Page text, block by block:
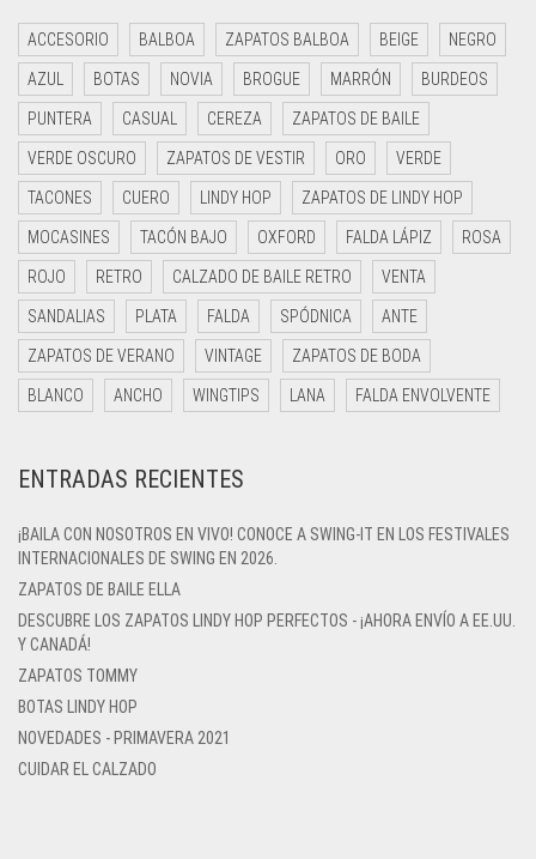
ACCESORIO BALBOA ZAPATOS BALBOA BEIGE NEGRO
AZUL BOTAS NOVIA BROGUE MARRÓN BURDEOS
PUNTERA CASUAL CEREZA ZAPATOS DE BAILE
VERDE OSCURO ZAPATOS DE VESTIR ORO VERDE
TACONES CUERO LINDY HOP ZAPATOS DE LINDY HOP
MOCASINES TACÓN BAJO OXFORD FALDA LÁPIZ ROSA
ROJO RETRO CALZADO DE BAILE RETRO VENTA
SANDALIAS PLATA FALDA SPÓDNICA ANTE
ZAPATOS DE VERANO VINTAGE ZAPATOS DE BODA
BLANCO ANCHO WINGTIPS LANA FALDA ENVOLVENTE
ENTRADAS RECIENTES
¡BAILA CON NOSOTROS EN VIVO! CONOCE A SWING-IT EN LOS FESTIVALES
INTERNACIONALES DE SWING EN 2026.
ZAPATOS DE BAILE ELLA
DESCUBRE LOS ZAPATOS LINDY HOP PERFECTOS - ¡AHORA ENVÍO A EE.UU.
Y CANADÁ!
ZAPATOS TOMMY
BOTAS LINDY HOP
NOVEDADES - PRIMAVERA 2021
CUIDAR EL CALZADO